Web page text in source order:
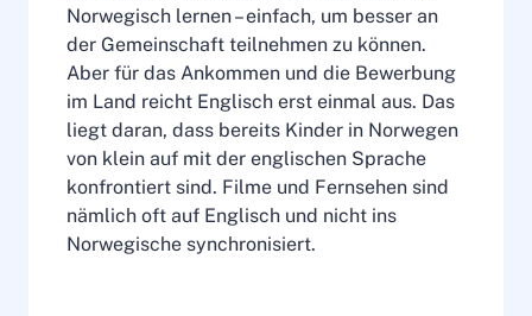
Norwegisch lernen – einfach, um besser an
der Gemeinschaft teilnehmen zu können.
Aber für das Ankommen und die Bewerbung
im Land reicht Englisch erst einmal aus. Das
liegt daran, dass bereits Kinder in Norwegen
von klein auf mit der englischen Sprache
konfrontiert sind. Filme und Fernsehen sind
nämlich oft auf Englisch und nicht ins
Norwegische synchronisiert.